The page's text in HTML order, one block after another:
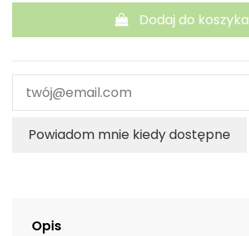
Dodaj do koszyka
Powiadom mnie kiedy dostępne
Opis